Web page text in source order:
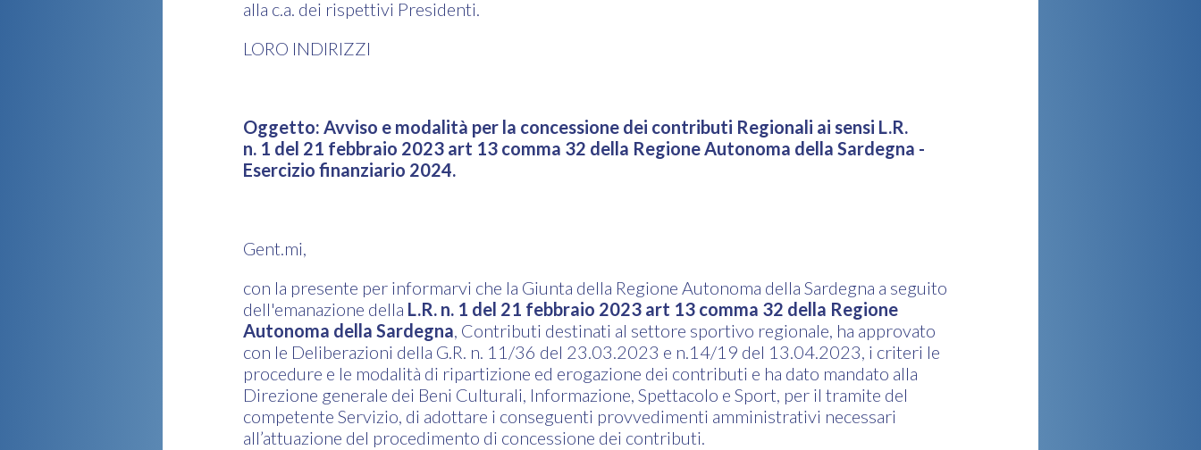
alla c.a. dei rispettivi Presidenti.
LORO INDIRIZZI
Oggetto: Avviso e modalità per la concessione dei contributi Regionali ai sensi L.R.
n. 1 del 21 febbraio 2023 art 13 comma 32 della Regione Autonoma della Sardegna -
Esercizio finanziario 2024.
Gent.mi,
con la presente per informarvi che la Giunta della Regione Autonoma della Sardegna a seguito
dell'emanazione della L.R. n. 1 del 21 febbraio 2023 art 13 comma 32 della Regione
Autonoma della Sardegna, Contributi destinati al settore sportivo regionale, ha approvato
con le Deliberazioni della G.R. n. 11/36 del 23.03.2023 e n.14/19 del 13.04.2023, i criteri le
procedure e le modalità di ripartizione ed erogazione dei contributi e ha dato mandato alla
Direzione generale dei Beni Culturali, Informazione, Spettacolo e Sport, per il tramite del
competente Servizio, di adottare i conseguenti provvedimenti amministrativi necessari
all’attuazione del procedimento di concessione dei contributi.